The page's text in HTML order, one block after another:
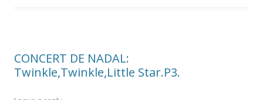
k ix
CONCERT DE NADAL:
Twinkle,Twinkle,Little Star.P3.